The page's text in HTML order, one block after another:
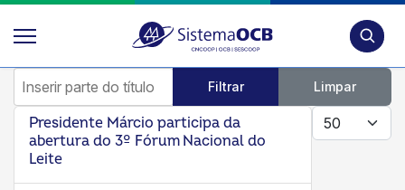
Inserir parte do título
Filtrar Limpar
Mostrar #
Presidente Márcio participa da
abertura do 3º Fórum Nacional do
Leite